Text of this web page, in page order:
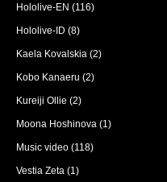
Hololive-EN (116)
Hololive-ID (8)
Kaela Kovalskia (2)
Kobo Kanaeru (2)
Kureiji Ollie (2)
Moona Hoshinova (1)
Music video (118)
Vestia Zeta (1)